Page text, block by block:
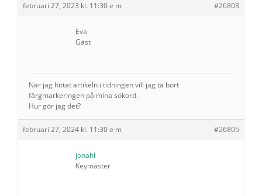
februari 27, 2023 kl. 11:30 e m #26803
Eva
Gäst
När jag hittat artikeln i tidningen vill jag ta bort
färgmarkeringen på mina sökord.
Hur gör jag det?
februari 27, 2024 kl. 11:30 e m #26805
jonahl
Keymaster